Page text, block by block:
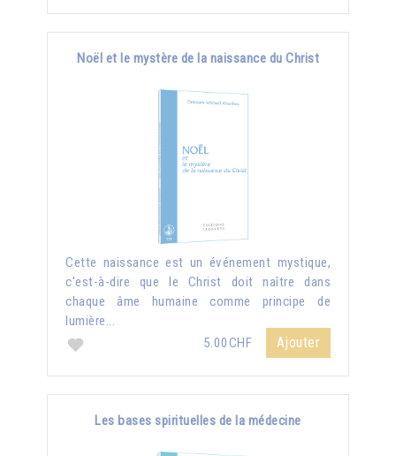
Noël et le mystère de la naissance du Christ
Cette naissance est un événement mystique,
c'est-à-dire que le Christ doit naître dans
chaque âme humaine comme principe de
lumière...
5.00CHF
Ajouter
Les bases spirituelles de la médecine